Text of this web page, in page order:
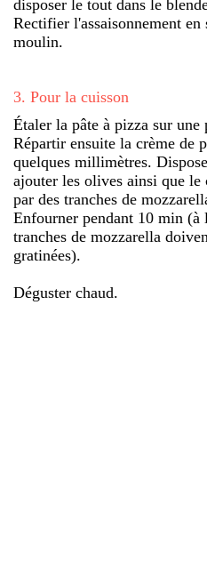
disposer le tout dans le
Rectifier l'assaisonnement
moulin.
3. Pour la cuisson
Étaler la pâte à pizza sur
Répartir ensuite la crème de
quelques millimètres.
ajouter les olives ainsi que
par des tranches de
Enfourner pendant 10 min (à
tranches de mozzarella
gratinées).
Déguster chaud.